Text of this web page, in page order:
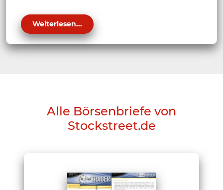
Weiterlesen...
Alle Börsenbriefe von
Stockstreet.de